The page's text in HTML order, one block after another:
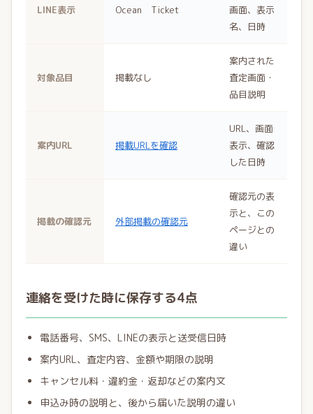
LINE表示 Ocean Ticket
画面、表示
名、日時
対象品目 掲載なし
案内された
査定画面・
品目説明
案内URL 掲載URLを確認
URL、画面
表示、確認
した日時
掲載の確認元 外部掲載の確認元
確認元の表
示と、この
ページとの
違い
連絡を受けた時に保存する4点
電話番号、SMS、LINEの表示と送受信日時
案内URL、査定内容、金額や期限の説明
キャンセル料・違約金・返却などの案内文
申込み時の説明と、後から届いた説明の違い